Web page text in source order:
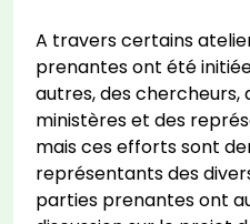
A travers certains
prenantes ont été
autres, des chercheurs,
ministères et des
mais ces efforts sont
représentants des
parties prenantes ont